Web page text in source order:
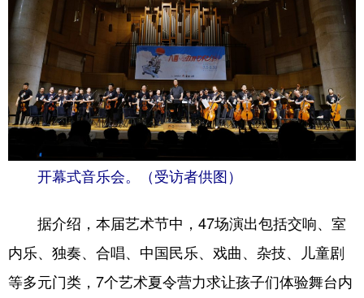
北京 天津 河北 山西
辽宁 吉林 上海 江苏
浙江 安徽 福建 江西
山东 河南 湖北 湖南
四川 贵州 云南
陕西 甘肃 青海 宁夏
新疆 内蒙古 黑龙江
开幕式音乐会。（受访者供图）
据介绍，本届艺术节中，47场演出包括交响、室
内乐、独奏、合唱、中国民乐、戏曲、杂技、儿童剧
等多元门类，7个艺术夏令营力求让孩子们体验舞台内